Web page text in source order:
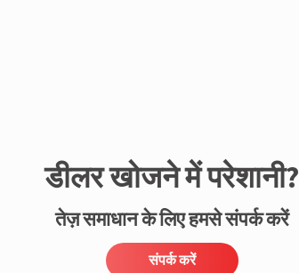
डीलर खोजने में परेशानी?
तेज़ समाधान के लिए हमसे संपर्क करें
संपर्क करें